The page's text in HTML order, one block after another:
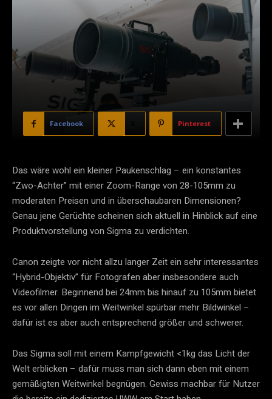
Facebook Pinterest
Das wäre wohl ein kleiner Paukenschlag – ein konstantes
“Zwo-Achter” mit einer Zoom-Range von 28-105mm zu
moderaten Preisen und in überschaubaren Dimensionen?
Genau jene Gerüchte scheinen sich aktuell in Hinblick auf eine
Produktvorstellung von Sigma zu verdichten.
Canon zeigte vor nicht allzu langer Zeit ein sehr interessantes
“Hybrid-Objektiv” für Fotografen aber insbesondere auch
Videofilmer. Beginnend bei 24mm bis hinauf zu 105mm bietet
es vor allen Dingen im Weitwinkel spürbar mehr Bildwinkel –
dafür ist es aber auch entsprechend größer und schwerer.
Das Sigma soll mit einem Kampfgewicht <1kg das Licht der
Welt erblicken – dafür muss man sich dann eben mit einem
gemäßigten Weitwinkel begnügen. Gewiss machbar für Nutzer